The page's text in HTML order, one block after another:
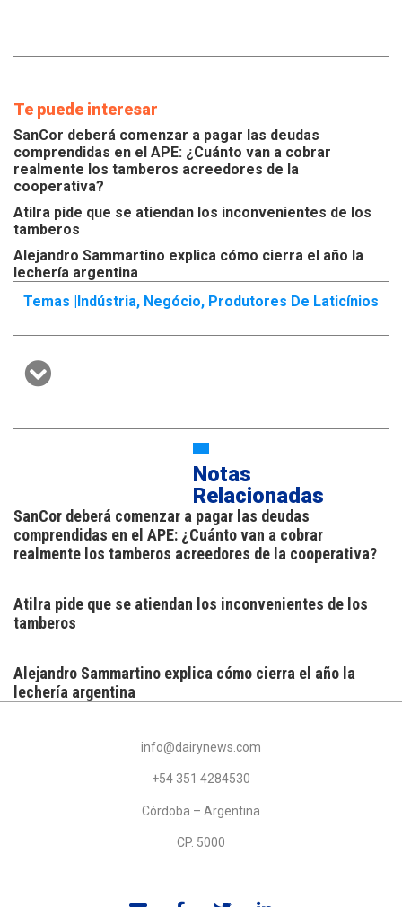
Te puede interesar
SanCor deberá comenzar a pagar las deudas
comprendidas en el APE: ¿Cuánto van a cobrar
realmente los tamberos acreedores de la
cooperativa?
Atilra pide que se atiendan los inconvenientes de los
tamberos
Alejandro Sammartino explica cómo cierra el año la
lechería argentina
Temas |Indústria, Negócio, Produtores De Laticínios
Notas
Relacionadas
SanCor deberá comenzar a pagar las deudas
comprendidas en el APE: ¿Cuánto van a cobrar
realmente los tamberos acreedores de la cooperativa?
Atilra pide que se atiendan los inconvenientes de los
tamberos
Alejandro Sammartino explica cómo cierra el año la
lechería argentina
info@dairynews.com
+54 351 4284530
Córdoba – Argentina
CP. 5000